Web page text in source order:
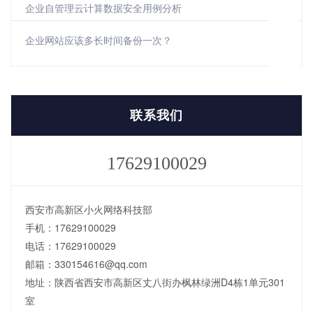
企业自管理云计算数据安全用例分析
企业网站应该多长时间备份一次？
联系我们
17629100029
西安市高新区小火网络科技部
手机：17629100029
电话：17629100029
邮箱：330154616@qq.com
地址：陕西省西安市高新区丈八街办枫林绿洲D4栋1单元301
室